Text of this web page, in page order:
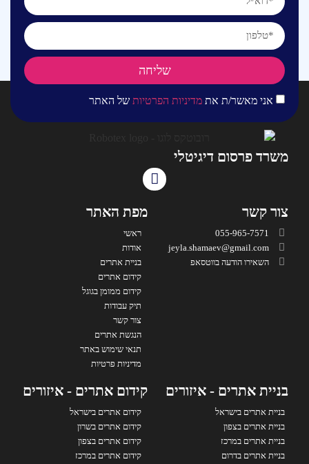
אני מאשר/ת את מדיניות הפרטיות של האתר
שליחה
משרד פרסום דיגיטלי
צור קשר
055-965-7571
jeyla.shamaev@gmail.com
השאירו הודעה בווטסאפ
מפת האתר
ראשי
אודות
בניית אתרים
קידום אתרים
קידום ממומן בגוגל
תיק עבודות
צור קשר
הנגשת אתרים
תנאי שימוש באתר
מדיניות פרטיות
בניית אתרים - איזורים
בניית אתרים בישראל
בניית אתרים בצפון
בניית אתרים במרכז
בניית אתרים בדרום
קידום אתרים - איזורים
קידום אתרים בישראל
קידום אתרים בשרון
קידום אתרים בצפון
קידום אתרים במרכז